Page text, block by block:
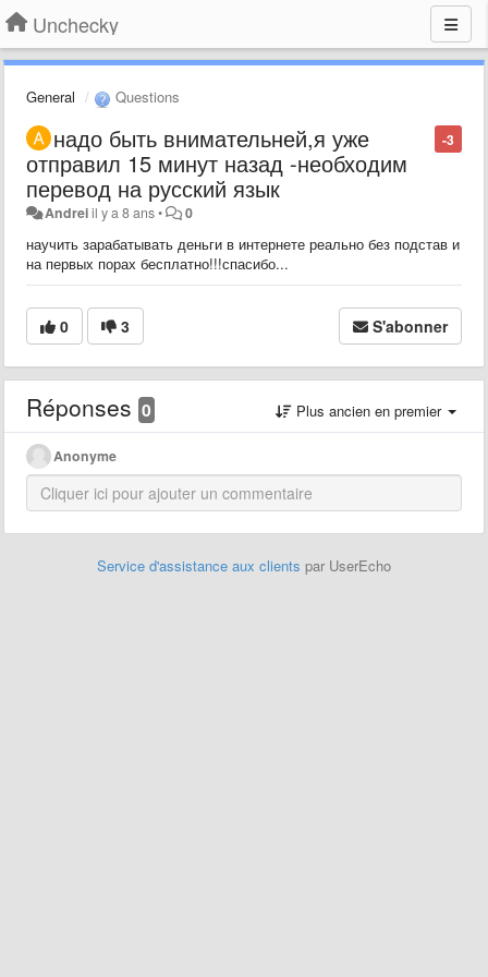
Unchecky
General Questions
-3
надо быть внимательней,я уже
отправил 15 минут назад -необходим
перевод на русский язык
Andreiil y a 8 ans• 0
научить зарабатывать деньги в интернете реально без подстав и
на первых порах бесплатно!!!спасибо...
0 3 S'abonner
Réponses 0 Plus ancien en premier
Anonyme
Service d'assistance aux clients par UserEcho